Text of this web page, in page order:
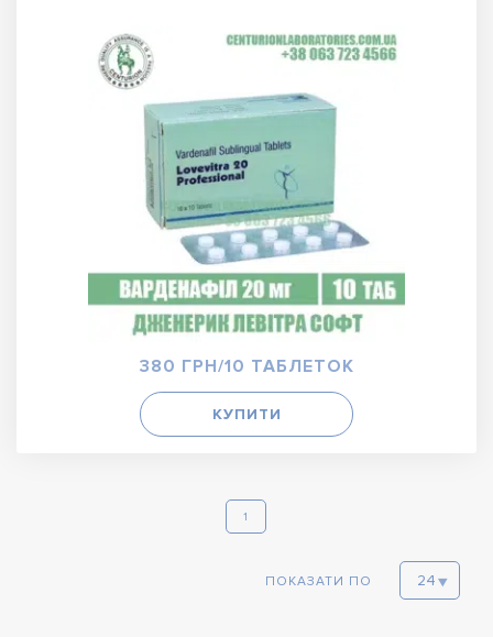
380 ГРН/10 ТАБЛЕТОК
КУПИТИ
1
ПОКАЗАТИ ПО